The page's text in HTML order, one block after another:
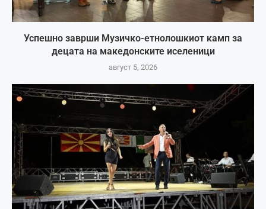
Успешно заврши Музичко-етнолошкиот камп за
децата на македонските иселеници
август 5, 2026